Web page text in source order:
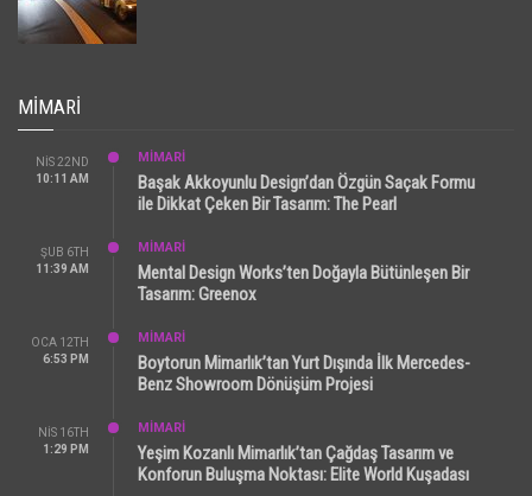
MIMARI
NIS 22ND
10:11 AM
MİMARİ
Başak Akkoyunlu Design’dan Özgün Saçak Formu
ile Dikkat Çeken Bir Tasarım: The Pearl
ŞUB 6TH
11:39 AM
MİMARİ
Mental Design Works’ten Doğayla Bütünleşen Bir
Tasarım: Greenox
OCA 12TH
6:53 PM
MİMARİ
Boytorun Mimarlık’tan Yurt Dışında İlk Mercedes-
Benz Showroom Dönüşüm Projesi
NIS 16TH
1:29 PM
MİMARİ
Yeşim Kozanlı Mimarlık’tan Çağdaş Tasarım ve
Konforun Buluşma Noktası: Elite World Kuşadası